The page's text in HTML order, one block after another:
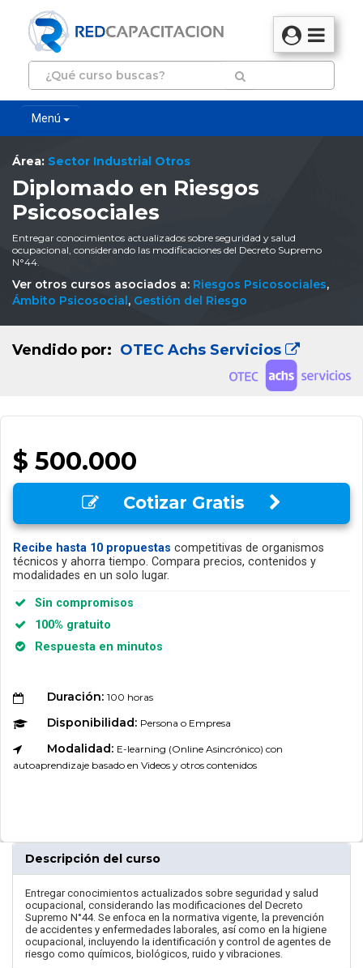
Menú
Área: Sector Industrial Otros
Diplomado en Riesgos
Psicosociales
Entregar conocimientos actualizados sobre seguridad y salud
ocupacional, considerando las modificaciones del Decreto Supremo
N°44.
Ver otros cursos asociados a: Riesgos Psicosociales,
Ámbito Psicosocial, Gestión del Riesgo
Vendido por: OTEC Achs Servicios
$ 500.000
Cotizar Gratis
Recibe hasta 10 propuestas competitivas de organismos
técnicos y ahorra tiempo. Compara precios, contenidos y
modalidades en un solo lugar.
Sin compromisos
100% gratuito
Respuesta en minutos
Duración: 100 horas
Disponibilidad: Persona o Empresa
Modalidad: E-learning (Online Asincrónico) con
autoaprendizaje basado en Videos y otros contenidos
Descripción del curso
Entregar conocimientos actualizados sobre seguridad y salud
ocupacional, considerando las modificaciones del Decreto
Supremo N°44. Se enfoca en la normativa vigente, la prevención
de accidentes y enfermedades laborales, así como en la higiene
ocupacional, incluyendo la identificación y control de agentes de
riesgo como químicos, biológicos, ruido y vibraciones.